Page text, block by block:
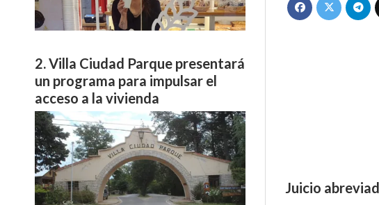
Juicio
Villa Ciudad Parque presentará
un programa para impulsar el
acceso a la vivienda